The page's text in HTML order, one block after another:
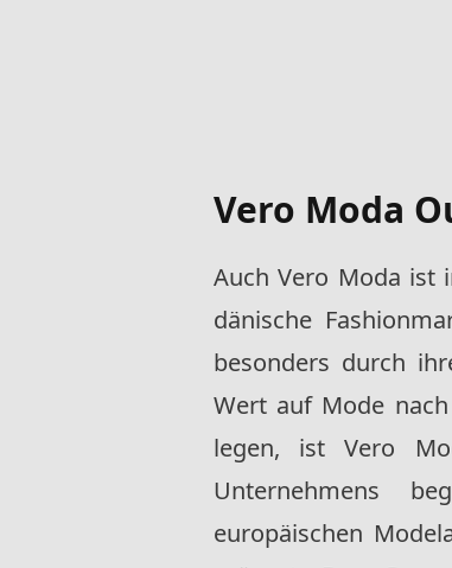
Vero Moda
Auch Vero Moda ist
dänische
besonders durch
Wert auf Mode
legen, ist Vero
Unternehmens
europäischen